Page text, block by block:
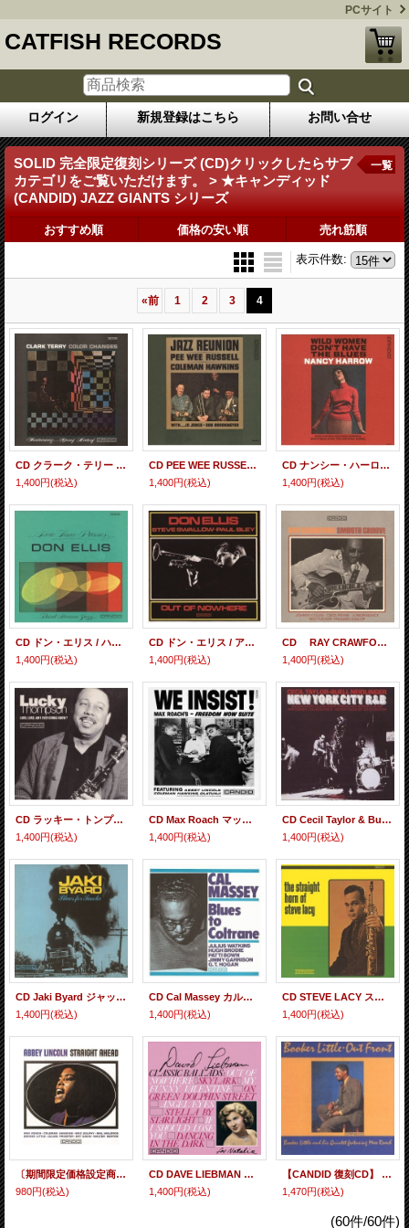
PCサイト
CATFISH RECORDS
ログイン 新規登録はこちら お問い合せ
SOLID 完全限定復刻シリーズ (CD)クリックしたらサブ
カテゴリをご覧いただけます。 > ★キャンディッド
(CANDID) JAZZ GIANTS シリーズ
一覧
おすすめ順 価格の安い順 売れ筋順
表示件数:
«前 1 2 3 4
CD クラーク・テリー / カラー・チェンジズ
1,400円(税込)
CD PEE WEE RUSSELL -COLEMAN HAWKINS ピー・ウィー・ラッセル-コールマン・ホーキンス / JAZZ REUNION ジャズ・リユニオン
1,400円(税込)
CD ナンシー・ハーロウ/ ワイルド・ウーマン・ドント・ハヴ・ザ・ブルース
1,400円(税込)
CD ドン・エリス / ハウ・タイム・パッシーズ
1,400円(税込)
CD ドン・エリス / アウト・オブ・ノーウェア
1,400円(税込)
CD RAY CRAWFORD レイ・クロフォード / SMOOTH GROOVE スムース・グルーヴ
1,400円(税込)
CD ラッキー・トンプソン / ラッキー・トンプソン・ウィズ・マーシャル・ソラール・トリオ・イン・パリ1961
1,400円(税込)
CD Max Roach マックス・ローチ / WE INSIST! ウィ・インシスト！
1,400円(税込)
CD Cecil Taylor & Buell Neidlinger セシル・テイラー&ブエル・ネイドリンガー / New York City R&B / Jumpin' Punkins ニューヨーク R＆B/ジャンピン・パンキンス
1,400円(税込)
CD Jaki Byard ジャッキー・バイアード / Blues for Smoke ブルース・フォー・スモーク
1,400円(税込)
CD Cal Massey カル・マッセイ / Blues to Coltrane ブルース・トゥ・コルトレーン
1,400円(税込)
CD STEVE LACY スティーヴ・レイシー / The Straight Horn of Steve Lacy ザ・ストレート・ホーン・オブ・スティーヴ・レイシー
1,400円(税込)
〔期間限定価格設定商品〕 CD Abbey Lincoln アビー・リンカーン / Straight Ahead ストレート・アヘッド
980円(税込)
CD DAVE LIEBMAN デイヴ・リーブマン / CLASSIC BALLADS クラシック・バラ-ド
1,400円(税込)
【CANDID 復刻CD】 BOOKER LITTLE ブッカー・リトル / OUT FRONT アウト・フロント
1,470円(税込)
(60件/60件)